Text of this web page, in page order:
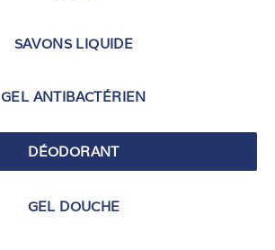
SAVONS LIQUIDE
GEL ANTIBACTÉRIEN
DÉODORANT
GEL DOUCHE